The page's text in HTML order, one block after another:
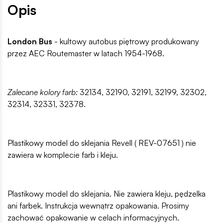
Opis
London Bus - kultowy autobus piętrowy produkowany
przez AEC Routemaster w latach 1954-1968.
Zalecane kolory farb: 32134, 32190, 32191, 32199, 32302,
32314, 32331, 32378.
Plastikowy model do sklejania Revell ( REV-07651 ) nie
zawiera w komplecie farb i kleju.
Plastikowy model do sklejania. Nie zawiera kleju, pędzelka
ani farbek. Instrukcja wewnątrz opakowania. Prosimy
zachować opakowanie w celach informacyjnych.